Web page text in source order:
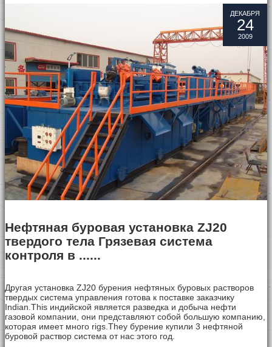
ДЕКАБРЯ
24
2009
Нефтяная буровая установка ZJ20
твердого тела Грязевая система
контроля в ......
Другая установка ZJ20 бурения нефтяных буровых растворов
твердых система управления готова к поставке заказчику
Indian.This индийской является разведка и добыча нефти
газовой компании, они представляют собой большую компанию,
которая имеет много rigs.They бурение купили 3 нефтяной
буровой раствор система от нас этого год.